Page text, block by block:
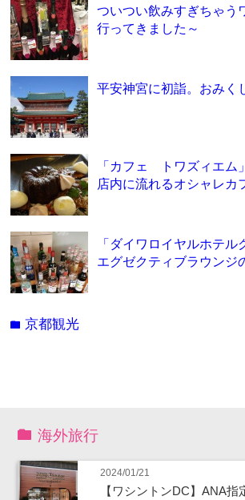
ついつい飲みすぎちゃう
行ってきました～
平安神宮に初詣。おみく
「カフェ トワズィエム
店内に流れるオシャレカ
「ダイワロイヤルホテ
エグゼクティブラウンジ
folder京都観光
海外旅行
2024/01/21
【ワシントンDC】ANA指